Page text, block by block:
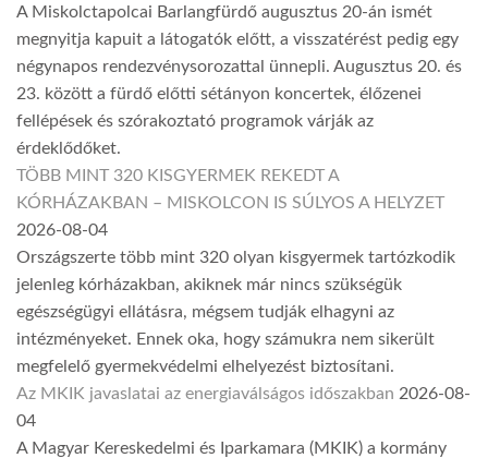
A Miskolctapolcai Barlangfürdő augusztus 20-án ismét
megnyitja kapuit a látogatók előtt, a visszatérést pedig egy
négynapos rendezvénysorozattal ünnepli. Augusztus 20. és
23. között a fürdő előtti sétányon koncertek, élőzenei
fellépések és szórakoztató programok várják az
érdeklődőket.
TÖBB MINT 320 KISGYERMEK REKEDT A
KÓRHÁZAKBAN – MISKOLCON IS SÚLYOS A HELYZET
2026-08-04
Országszerte több mint 320 olyan kisgyermek tartózkodik
jelenleg kórházakban, akiknek már nincs szükségük
egészségügyi ellátásra, mégsem tudják elhagyni az
intézményeket. Ennek oka, hogy számukra nem sikerült
megfelelő gyermekvédelmi elhelyezést biztosítani.
Az MKIK javaslatai az energiaválságos időszakban 2026-08-
04
A Magyar Kereskedelmi és Iparkamara (MKIK) a kormány